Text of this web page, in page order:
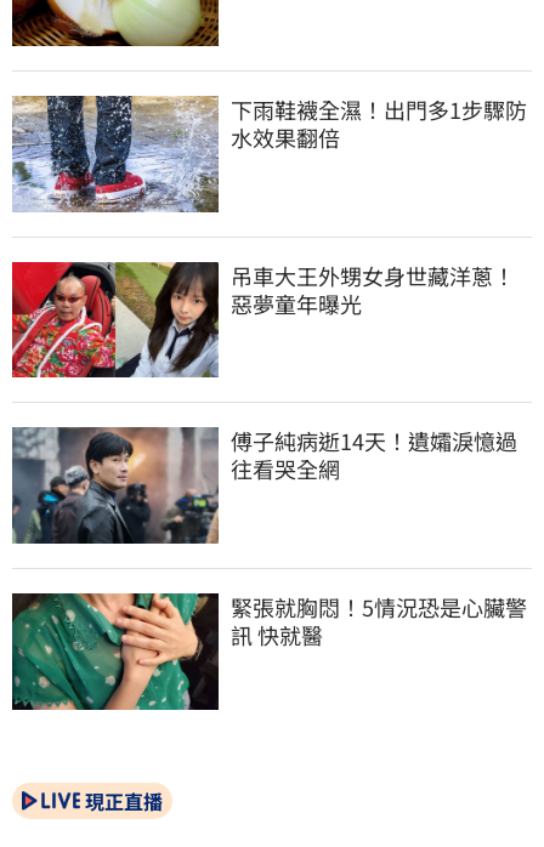
下雨鞋襪全濕！出門多1步驟防
水效果翻倍
吊車大王外甥女身世藏洋蔥！
惡夢童年曝光
傅子純病逝14天！遺孀淚憶過
往看哭全網
緊張就胸悶！5情況恐是心臟警
訊 快就醫
現正直播